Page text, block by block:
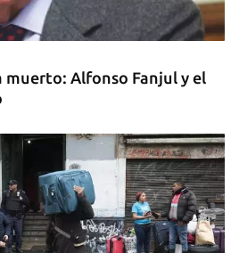
muerto: Alfonso Fanjul y el